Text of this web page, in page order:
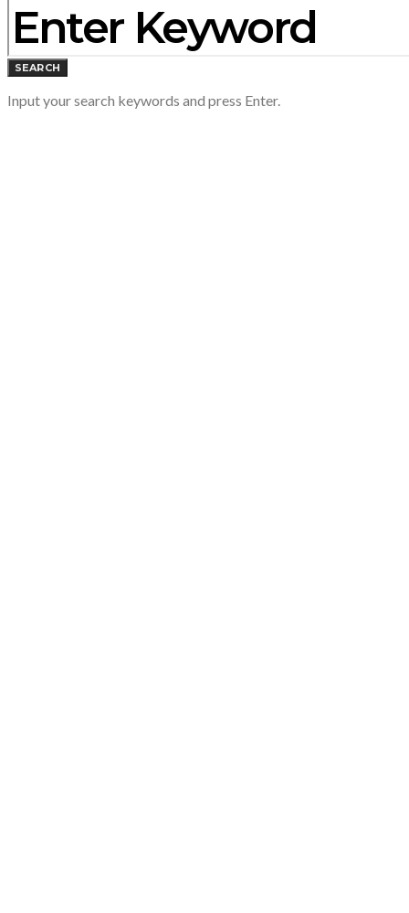
SEARCH
Input your search keywords and press Enter.